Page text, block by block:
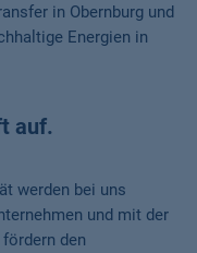
in Obernburg und
Energien in
auf.
werden bei uns
und mit der
den